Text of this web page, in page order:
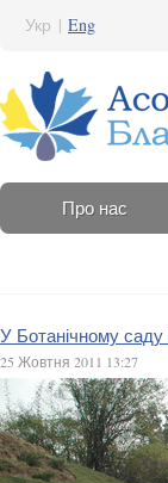
Укр | Eng
Про нас
У Ботанічному саду
25 Жовтня 2011 13:27